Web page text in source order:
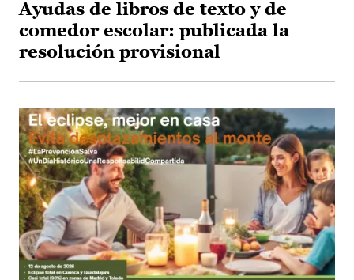
Ayudas de libros de texto y de
comedor escolar: publicada la
resolución provisional